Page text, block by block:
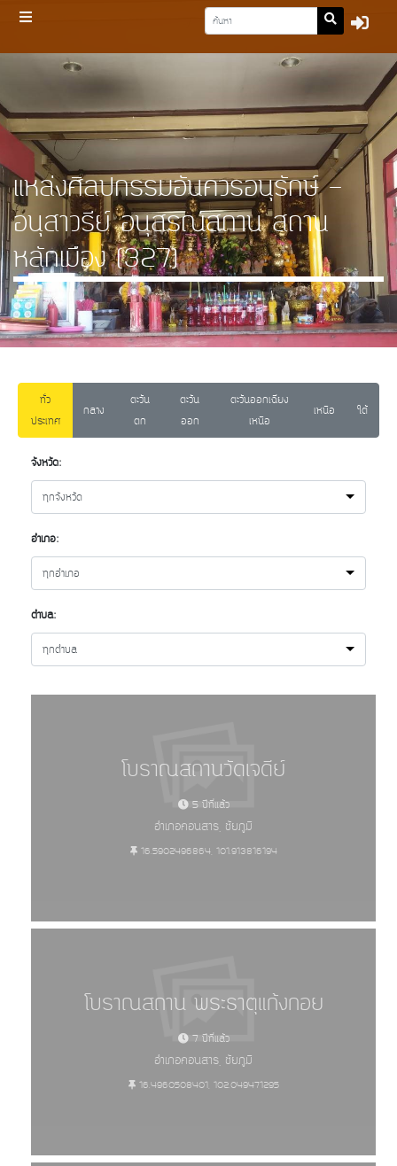
แหล่งศิลปกรรมอันควรอนุรักษ์ -
อนุสาวรีย์ อนุสรณ์สถาน สถาน
หลักเมือง (327)
ทั่ว
ประเทศ
กลาง
ตะวัน
ตก
ตะวัน
ออก
ตะวันออกเฉียง
เหนือ
เหนือ ใต้
จังหวัด:
ทุกจังหวัด
อำเภอ:
ทุกอำเภอ
ตำบล:
ทุกตำบล
โบราณสถานวัดเจดีย์
5 ปีที่แล้ว
อำเภอคอนสาร, ชัยภูมิ
16.5902496864, 101.913816194
โบราณสถาน พระธาตุแก้งกอย
7 ปีที่แล้ว
อำเภอคอนสาร, ชัยภูมิ
16.4960508401, 102.049471295